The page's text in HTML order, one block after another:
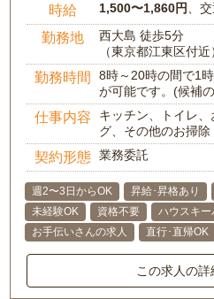
時給 1,500〜1,860円 、
勤務地
西大島 徒歩5分
（東京都江東区付近
勤務時間
8時～20時の間で1
が可能です。(候補
仕事内容
キッチン、トイレ
グ、その他のお掃除
契約形態 業務委託
週2〜3日からOK 昇給･昇格あり
未経験OK
資格不要 ハウスキ
お手伝いさんの求人
直行･直帰OK
この求人の詳